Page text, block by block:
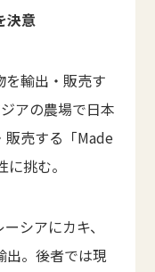
決意
を輸出・販売す
アの農場で日本
販売する「Made
挑む。
シアにカキ、
出。後者では現